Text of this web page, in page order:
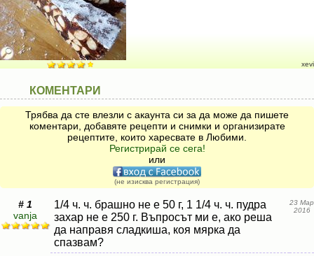
xevi
КОМЕНТАРИ
Трябва да сте влезли с акаунта си за да може да пишете
коментари, добавяте рецепти и снимки и организирате
рецептите, които харесвате в Любими.
Регистрирай се сега!
или
(не изисква регистрация)
# 1
vanja
1/4 ч. ч. брашно не е 50 г, 1 1/4 ч. ч. пудра
захар не е 250 г. Въпросът ми е, ако реша
да направя сладкиша, коя мярка да
спазвам?
23 Мар
2016